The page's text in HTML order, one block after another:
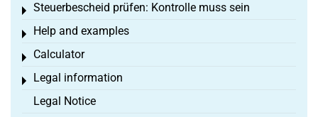
Steuerbescheid prüfen: Kontrolle muss sein
Toggle menu
Help and examples
Toggle menu
Calculator
Toggle menu
Legal information
Toggle menu
Legal Notice